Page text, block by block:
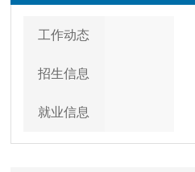
工作动态
招生信息
就业信息